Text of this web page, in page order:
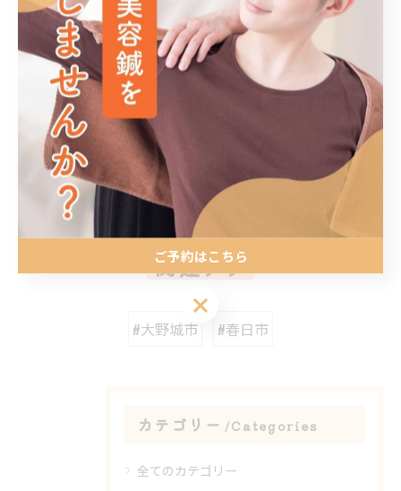
博多区で身体を整える鍼灸 博多区で身体を整える整体を
整体
< 前のページ 一覧に戻る 次のページ >
関連タグ
#大野城市 #春日市
カテゴリー Categories
全てのカテゴリー
ご予約はこちら
ご予約はこちら